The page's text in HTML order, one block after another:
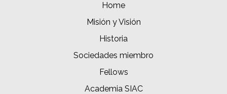
Home
Misión y Visión
Historia
Sociedades miembro
Fellows
Academia SIAC